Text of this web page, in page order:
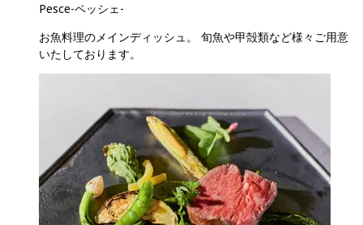
Pesce-ペッシェ-
お魚料理のメインディッシュ。 旬魚や甲殻類など様々ご用意
いたしております。